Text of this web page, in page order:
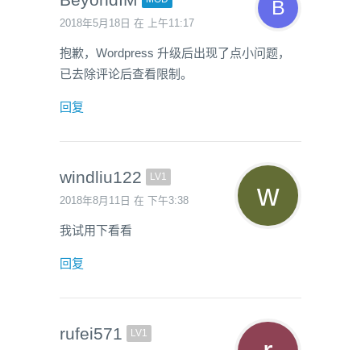
2018年5月18日 在 上午11:17
抱歉，Wordpress 升级后出现了点小问题，
已去除评论后查看限制。
回复
windliu122 LV1
2018年8月11日 在 下午3:38
我试用下看看
回复
rufei571 LV1